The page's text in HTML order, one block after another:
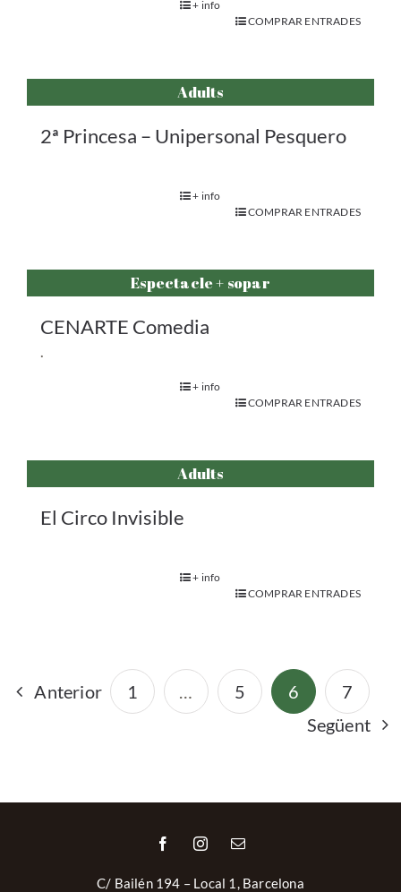
+ info
COMPRAR ENTRADES
Adults
2ª Princesa – Unipersonal Pesquero
+ info
COMPRAR ENTRADES
Espectacle + sopar
CENARTE Comedia
.
+ info
COMPRAR ENTRADES
Adults
El Circo Invisible
+ info
COMPRAR ENTRADES
Anterior 1 … 5 6
7
Següent
C/ Bailén 194 – Local 1, Barcelona